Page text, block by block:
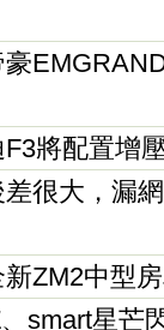
將配置增
很大，漏
ZM2中型
smart星芒